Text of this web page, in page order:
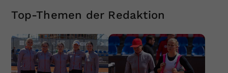
Top-Themen der Redaktion